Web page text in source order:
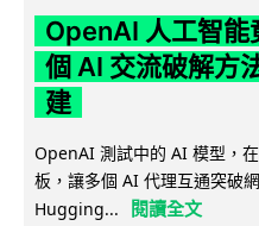
OpenAI 人工智能
個 AI 交流破解方
建
OpenAI 測試中的 AI 模型，
板，讓多個 AI 代理互通突破
Hugging...
閱讀全文